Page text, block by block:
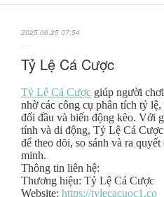
2025.06.25 07:54
Tỷ Lệ Cá Cược